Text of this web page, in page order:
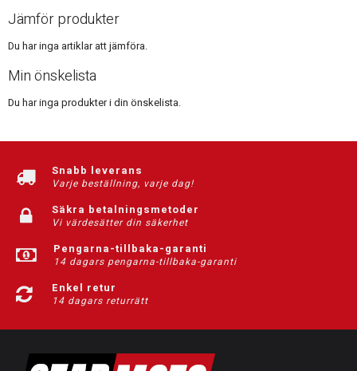
Jämför produkter
Du har inga artiklar att jämföra.
Min önskelista
Du har inga produkter i din önskelista.
Snabb leverans
Varje beställning, varje dag!
Säkra betalningsmetoder
Vi värdesätter din säkerhet
Pengarna-tillbaka-garanti
14 dagars pengarna-tillbaka-garanti
Enkel retur
14 dagars returrätt